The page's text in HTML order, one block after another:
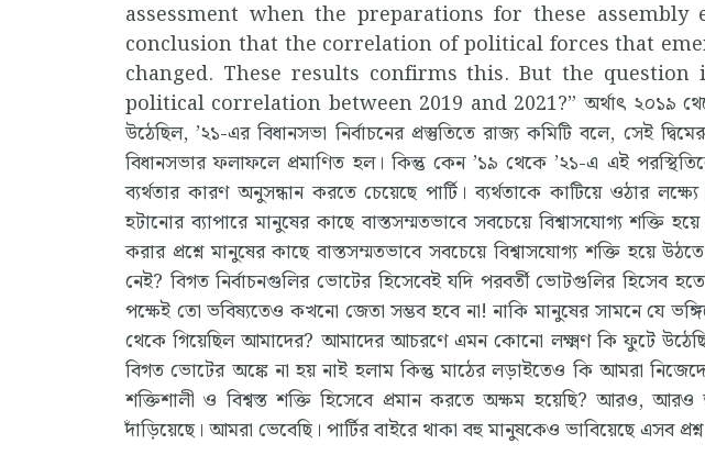
assessment when the preparations for these
conclusion that the correlation of political forces that
changed. These results confirms this. But the
political correlation between 2019 and 2021?” অর্থাৎ ২০১৯ থেকে
উঠেছিল, ’২১-এর বিধানসভা নির্বাচনের প্রস্তুতিতে রাজ্য কমিটি বলে, সেই
বিধানসভার ফলাফলে প্রমাণিত হল। কিন্তু কেন ’১৯ থেকে ’২১-এ এই
ব্যর্থতার কারণ অনুসন্ধান করতে চেয়েছে পার্টি। ব্যর্থতাকে কাটিয়ে ওঠার
হটানোর ব্যাপারে মানুষের কাছে বাস্তসম্মতভাবে সবচেয়ে বিশ্বাসযোগ্য শক্তি
করার প্রশ্নে মানুষের কাছে বাস্তসম্মতভাবে সবচেয়ে বিশ্বাসযোগ্য শক্তি
নেই? বিগত নির্বাচনগুলির ভোটের হিসেবেই যদি পরবর্তী ভোটগুলির হিসেব
পক্ষেই তো ভবিষ্যতেও কখনো জেতা সম্ভব হবে না! নাকি মানুষের সামনে যে
থেকে গিয়েছিল আমাদের? আমাদের আচরণে এমন কোনো লক্ষ্মণ কি ফুটে
বিগত ভোটের অঙ্কে না হয় নাই হলাম কিন্তু মাঠের লড়াইতেও কি আমরা
শক্তিশালী ও বিশ্বস্ত শক্তি হিসেবে প্রমান করতে অক্ষম হয়েছি? আরও,
দাঁড়িয়েছে। আমরা ভেবেছি। পার্টির বাইরে থাকা বহু মানুষকেও ভাবিয়েছে এসব